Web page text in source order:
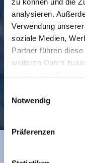
analysieren.
Verwendung
soziale Medien,
Partner führen
weiteren Daten
Notwendig
Präferenzen